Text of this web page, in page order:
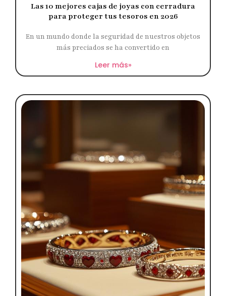
Las 10 mejores cajas de joyas con cerradura
para proteger tus tesoros en 2026
En un mundo donde la seguridad de nuestros objetos
más preciados se ha convertido en
Leer más»